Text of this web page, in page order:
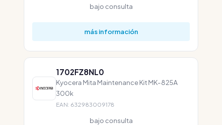
bajo consulta
más información
1702FZ8NL0
Kyocera Mita Maintenance Kit MK-825A
300k
EAN: 632983009178
bajo consulta